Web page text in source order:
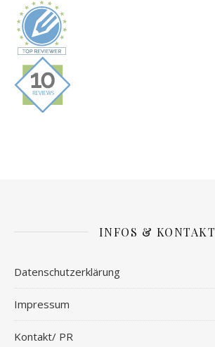
INFOS & KONTAKT
Datenschutzerklärung
Impressum
Kontakt/ PR